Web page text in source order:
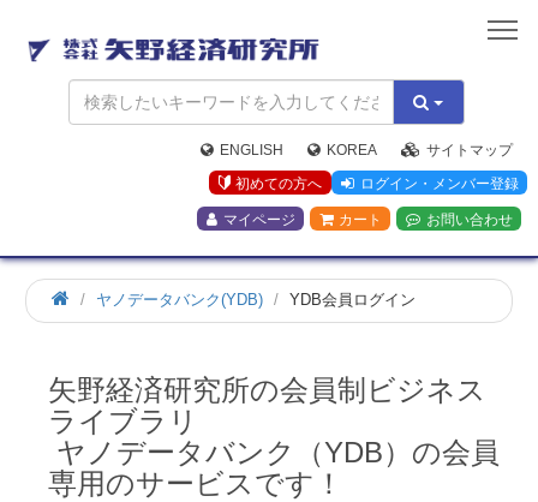
矢
野
経
済
研
究
所
ENGLISH KOREA
サイトマップ
初めての方へ
ログイン・メンバー登録
マイページ カート お問い合わせ
ホ
ー
ヤノデータバンク(YDB) YDB会員ログイン
矢野経済研究所の会員制ビジネス
ライブラリ
ヤノデータバンク（YDB）の会員
専用のサービスです！